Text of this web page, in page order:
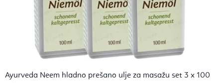
Ayurveda Neem hladno prešano ulje za masažu set 3 x 100